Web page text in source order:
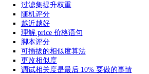
过滤集提升权重
随机评分
越近越好
理解 price 价格语句
脚本评分
可插拔的相似度算法
更改相似度
调试相关度是最后 10% 要做的事情